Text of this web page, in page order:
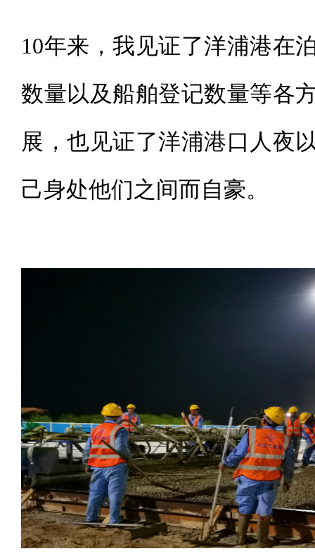
10年来，我见证了洋浦港在
数量以及船舶登记数量等各
展，也见证了洋浦港口人夜
己身处他们之间而自豪。